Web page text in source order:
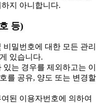
지 아니합니다.
등)
밀번호에 대한 모든 관리
있습니다.
는 경우를 제외하고는 이
를 공유, 양도 또는 변경할
된 이용자번호에 의하여